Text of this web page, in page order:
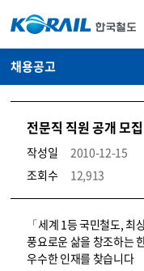
채용공고
전문직 직원 공개 모집
작성일
2010-12-15
조회수
12,913
코레일소개_경영공시_채용공고 상세보기 – 내용, 파일, 담당자 연락처로 구성
「세계 1등 국민철도, 최
풍요로운 삶을 창조하는
우수한 인재를 찾습니다